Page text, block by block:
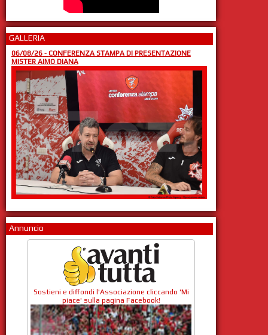
GALLERIA
06/08/26- CONFERENZA STAMPA DI PRESENTAZIONE
MISTER AIMO DIANA
Annuncio
Sostieni e diffondi l'Associazione cliccando 'Mi
piace' sulla pagina Facebook!